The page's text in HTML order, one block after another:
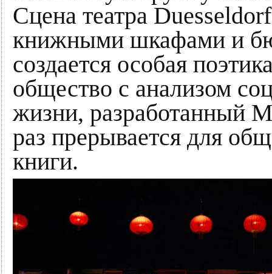
Сцена театра
книжными шкафами и
создается особая
общество с анализом
жизни, разработанный
раз прерывается для
книги.